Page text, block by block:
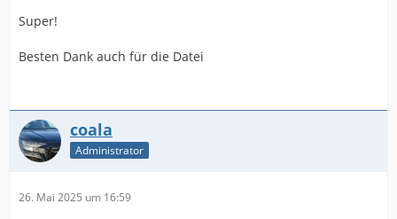
Super!
Besten Dank auch für die Datei
coala
Administrator
26. Mai 2025 um 16:59